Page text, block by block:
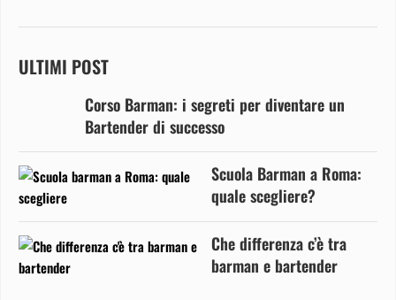
ULTIMI POST
Corso Barman: i segreti per diventare un
Bartender di successo
Scuola Barman a Roma:
quale scegliere?
Che differenza c’è tra
barman e bartender